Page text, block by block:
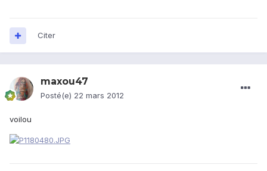
Citer
maxou47
Posté(e) 22 mars 2012
voilou